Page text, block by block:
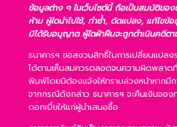
ข้อมูลต่าง ๆ ในเว็บไซต์นี้ ถือเป็นสมบัติขอ
ห้าม ผู้ใดนำไปใช้, ทำซ้ำ, ดัดแปลง, แก้ไขข้
มิได้รับอนุญาต ผู้ใดฝ่าฝืนจะถูกดำเนินคดีต
ธนาคารฯ ขอสงวนสิทธิ์ในการเปลี่ยนแปลง
ได้ตามเห็นสมควรตลอดจนความผิดพลาดที่
พิมพ์โดยมิต้องแจ้งให้ทราบล่วงหน้าหากมีก
จากกรณีดังกล่าว ธนาคารฯ จะคืนเงินจอ
ดอกเบี้ยให้แก่ผู้นำเสนอซื้อ